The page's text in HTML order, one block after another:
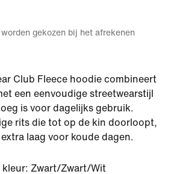
gekozen bij het afrekenen
Club Fleece hoodie combineert
een eenvoudige streetwearstijl
is voor dagelijks gebruik.
rits die tot op de kin doorloopt,
laag voor koude dagen.
kleur: Zwart/Zwart/Wit